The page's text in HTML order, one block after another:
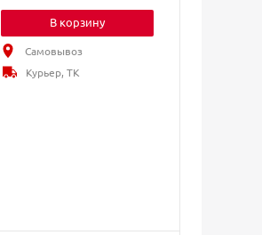
В корзину
Самовывоз
Курьер, ТК